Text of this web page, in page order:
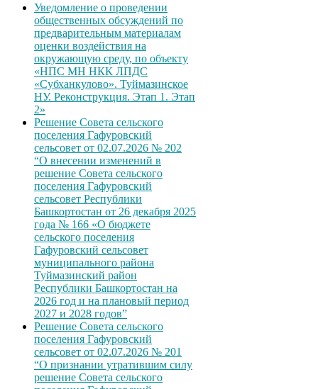
Уведомление о проведении
общественных обсуждений по
предварительным материалам
оценки воздействия на
окружающую среду, по объекту
«НПС МН НКК ЛПДС
«Субханкулово». Туймазинское
НУ. Реконструкция. Этап 1. Этап
2»
Решение Совета сельского
поселения Гафуровский
сельсовет от 02.07.2026 № 202
“О внесении изменений в
решение Совета сельского
поселения Гафуровский
сельсовет Республики
Башкортостан от 26 декабря 2025
года № 166 «О бюджете
сельского поселения
Гафуровский сельсовет
муниципального района
Туймазинский район
Республики Башкортостан на
2026 год и на плановый период
2027 и 2028 годов”
Решение Совета сельского
поселения Гафуровский
сельсовет от 02.07.2026 № 201
“О признании утратившим силу
решение Совета сельского